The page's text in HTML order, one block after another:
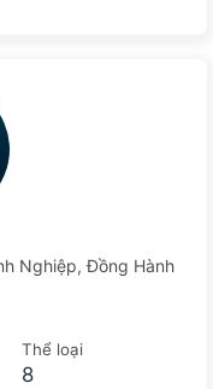
Nghiệp, Đồng Hành
Thể loại
8